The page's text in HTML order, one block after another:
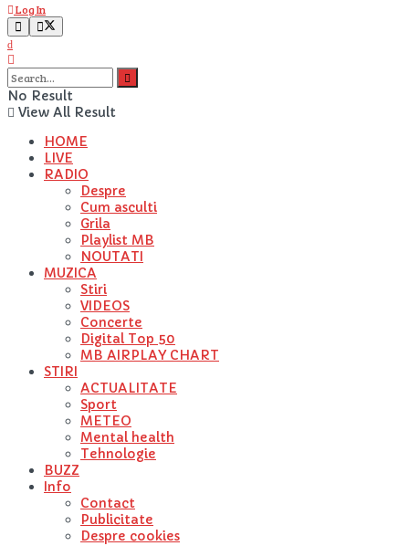
Log In
No Result
View All Result
HOME
LIVE
RADIO
Despre
Cum asculti
Grila
Playlist MB
NOUTATI
MUZICA
Stiri
VIDEOS
Concerte
Digital Top 50
MB AIRPLAY CHART
STIRI
ACTUALITATE
Sport
METEO
Mental health
Tehnologie
BUZZ
Info
Contact
Publicitate
Despre cookies